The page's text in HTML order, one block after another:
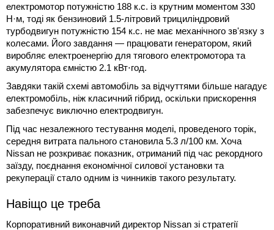
електромотор потужністю 188 к.с. із крутним моментом 330
Н·м, тоді як бензиновий 1.5-літровий трициліндровий
турбодвигун потужністю 154 к.с. не має механічного зв'язку з
колесами. Його завдання — працювати генератором, який
виробляє електроенергію для тягового електромотора та
акумулятора ємністю 2.1 кВт⋅год.
Завдяки такій схемі автомобіль за відчуттями більше нагадує
електромобіль, ніж класичний гібрид, оскільки прискорення
забезпечує виключно електродвигун.
Під час незалежного тестування моделі, проведеного торік,
середня витрата пального становила 5.3 л/100 км. Хоча
Nissan не розкриває показник, отриманий під час рекордного
заїзду, поєднання економічної силової установки та
рекуперації стало одним із чинників такого результату.
Навіщо це треба
Корпоративний виконавчий директор Nissan зі стратегії